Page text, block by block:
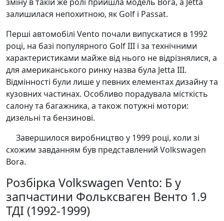
залишилася непохитною, як Golf і Passat.
Перші автомобілі Vento почали випускатися в 1992
році, на базі популярного Golf III і за технічними
характеристиками майже від нього не відрізнялися, а
для американського ринку назва була Jetta III.
Відмінності були лише у певних елементах дизайну та
кузовних частинах. Особливо порадувала місткість
салону та багажника, а також потужні мотори:
дизельні та бензинові.
Завершилося виробництво у 1999 році, коли зі
схожим завданням був представлений Volkswagen
Bora.
Розбірка Volkswagen Vento: Б у
запчастини Фольксваген Венто 1.9
ТДІ (1992-1999)